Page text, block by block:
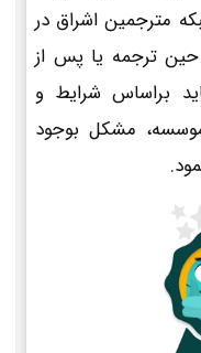
مترجمین اشراق در
ترجمه یا پس از
براساس شرایط و
مشکل بوجود